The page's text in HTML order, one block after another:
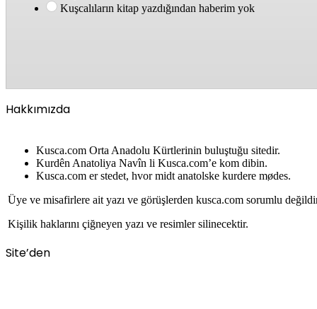
Kuşcalıların kitap yazdığından haberim yok
Hakkımızda
Kusca.com Orta Anadolu Kürtlerinin buluştuğu sitedir.
Kurdên Anatoliya Navîn li Kusca.com’e kom dibin.
Kusca.com er stedet, hvor midt anatolske kurdere mødes.
Üye ve misafirlere ait yazı ve görüşlerden kusca.com sorumlu
Kişilik haklarını çiğneyen yazı ve resimler silinecektir.
Site’den